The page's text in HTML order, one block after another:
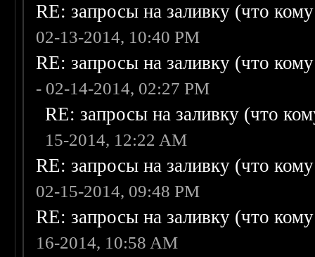
RE: запросы на заливку (что
02-13-2014, 10:40 PM
RE: запросы на заливку (что
- 02-14-2014, 02:27 PM
RE: запросы на заливку (что
15-2014, 12:22 AM
RE: запросы на заливку (что
02-15-2014, 09:48 PM
RE: запросы на заливку (что
16-2014, 10:58 AM